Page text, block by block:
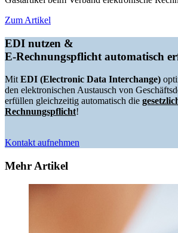
Zum Artikel
EDI nutzen &
E-Rechnungspflicht automatisch
Mit EDI (Electronic Data Interchange)
den elektronischen Austausch von
erfüllen gleichzeitig automatisch die
Rechnungspflicht!
Kontakt aufnehmen
Mehr Artikel